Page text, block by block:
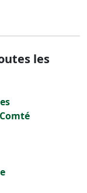
les